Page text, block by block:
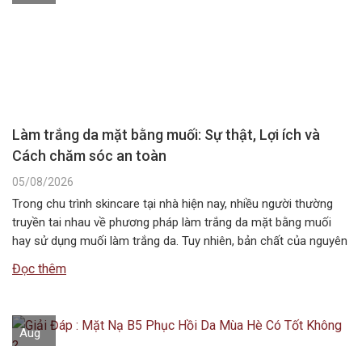
Làm trắng da mặt bằng muối: Sự thật, Lợi ích và
Cách chăm sóc an toàn
05/08/2026
Trong chu trình skincare tại nhà hiện nay, nhiều người thường
truyền tai nhau về phương pháp làm trắng da mặt bằng muối
hay sử dụng muối làm trắng da. Tuy nhiên, bản chất của nguyên
các dòng mỹ phẩm chuyên dụng….
Đọc thêm
Aug